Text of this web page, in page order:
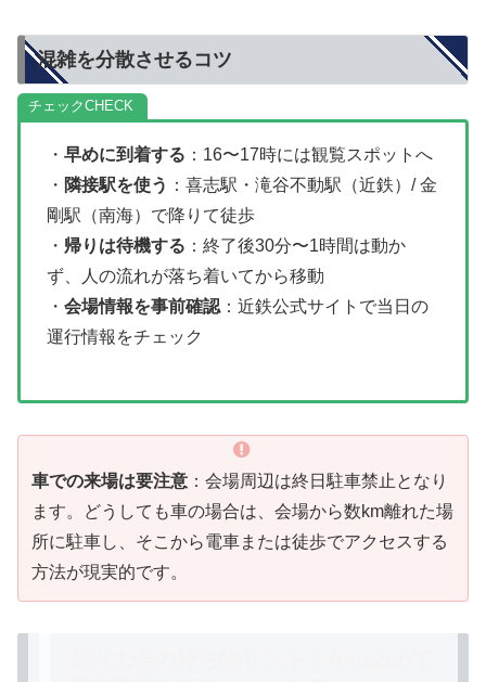
混雑を分散させるコツ
チェック
・ 早めに到着する ：16〜17時には観覧スポットへ
・ 隣接駅を使う ：喜志駅・滝谷不動駅（近鉄）/ 金
剛駅（南海）で降りて徒歩
・ 帰りは待機する ：終了後30分〜1時間は動か
ず、人の流れが落ち着いてから移動
・ 会場情報を事前確認 ：近鉄公式サイトで当日の
運行情報をチェック
車での来場は要注意 ：会場周辺は終日駐車禁止となり
ます。どうしても車の場合は、会場から数km離れた場
所に駐車し、そこから電車または徒歩でアクセスする
方法が現実的です。